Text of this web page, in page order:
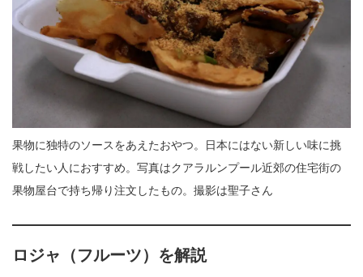
果物に独特のソースをあえたおやつ。日本にはない新しい味に挑
戦したい人におすすめ。写真はクアラルンプール近郊の住宅街の
果物屋台で持ち帰り注文したもの。撮影は聖子さん
ロジャ（フルーツ） を解説